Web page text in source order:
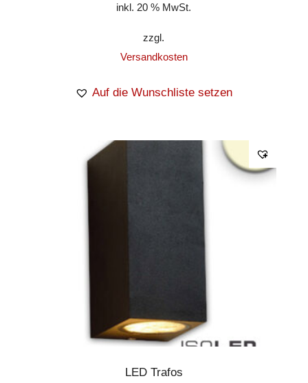
inkl. 20 % MwSt.
zzgl.
Versandkosten
Auf die Wunschliste setzen
LED Trafos